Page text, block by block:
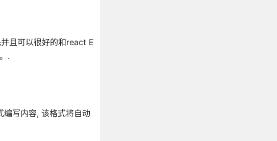
且可以很好的和react E
.
写内容, 该格式将自动